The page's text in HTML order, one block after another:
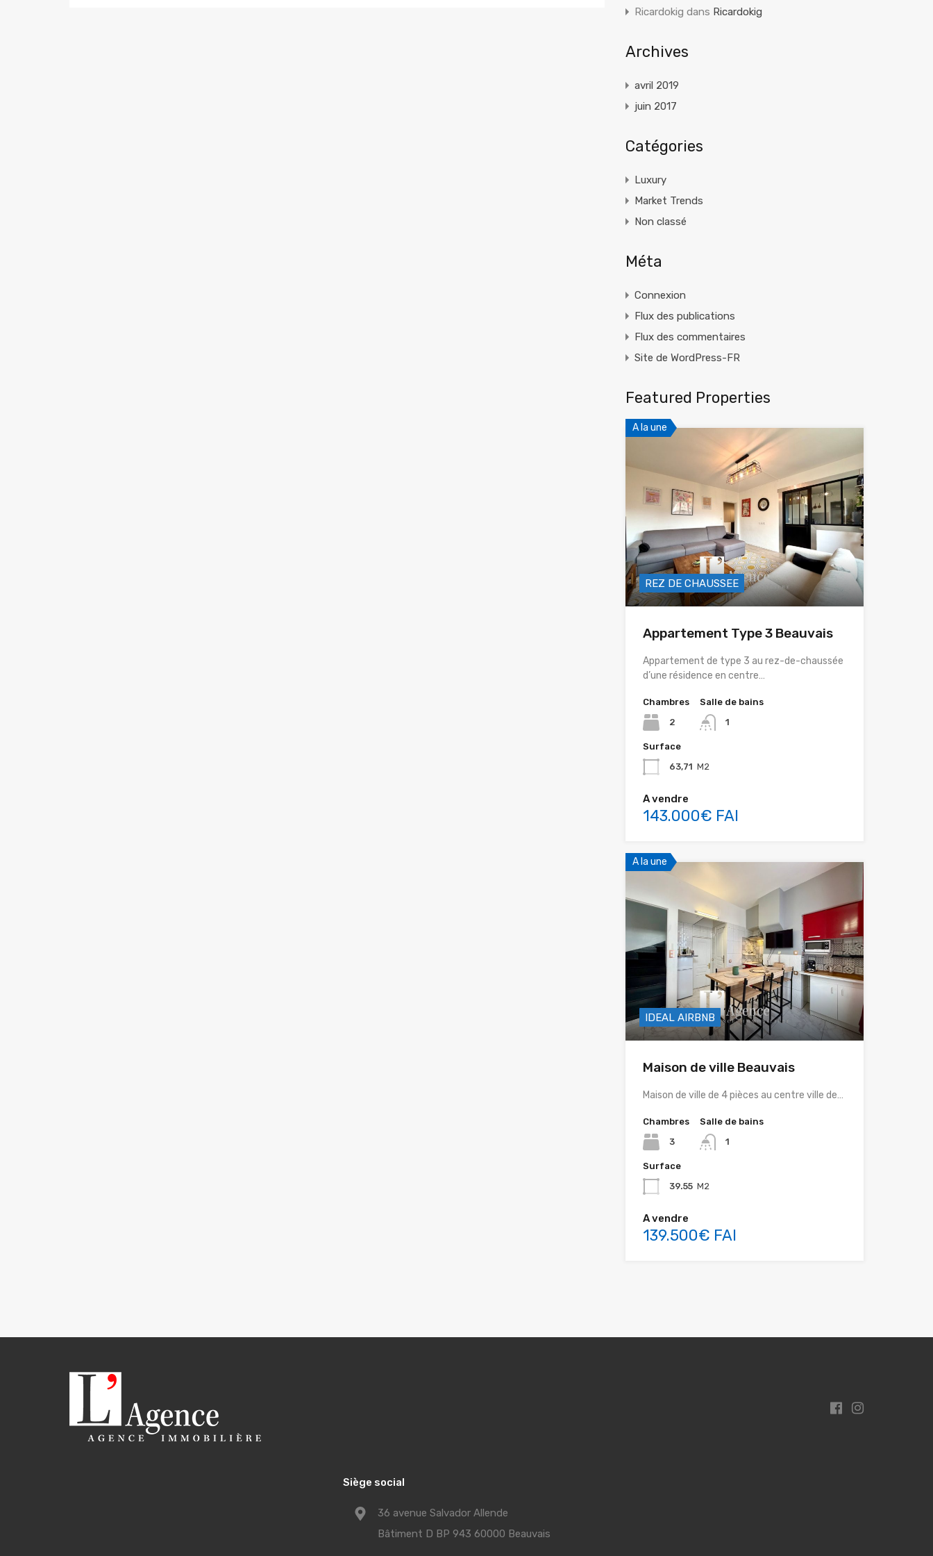
Ricardokig dans Ricardokig
Archives
avril 2019
juin 2017
Catégories
Luxury
Market Trends
Non classé
Méta
Connexion
Flux des publications
Flux des commentaires
Site de WordPress-FR
Featured Properties
A la une
REZ DE CHAUSSEE
Appartement Type 3 Beauvais
Appartement de type 3 au rez-de-chaussée
d’une résidence en centre…
Chambres
2
Salle de bains
1
Surface
63,71 M2
A vendre
143.000€ FAI
A la une
IDEAL AIRBNB
Maison de ville Beauvais
Maison de ville de 4 pièces au centre ville de…
Chambres
3
Salle de bains
1
Surface
39.55 M2
A vendre
139.500€ FAI
Siège social
36 avenue Salvador Allende
Bâtiment D BP 943 60000 Beauvais